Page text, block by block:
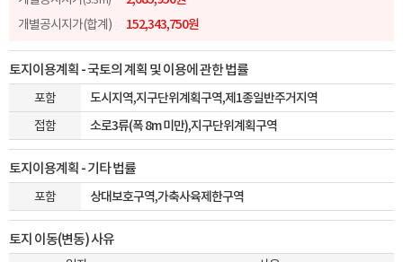
개별공시지가(합계)
152,343,750원
토지이용계획 - 국토의 계획 및 이용에 관한 법률
포함
도시지역,지구단위계획구역,제1종일반주거지역
접함
소로3류(폭 8m 미만),지구단위계획구역
토지이용계획 - 기타 법률
포함 상대보호구역,가축사육제한구역
토지 이동(변동) 사유